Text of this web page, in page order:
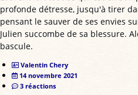
profonde détresse, jusqu'à tirer
pensant le sauver de ses envies
Julien succombe de sa blessure.
bascule.
Valentin Chery
14 novembre 2021
3 réactions